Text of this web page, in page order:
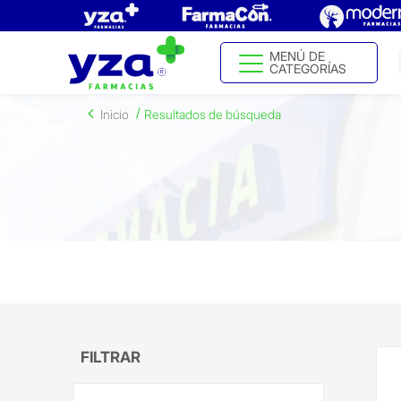
MENÚ DE
CATEGORÍAS
Inicio Resultados de búsqueda
FILTRAR